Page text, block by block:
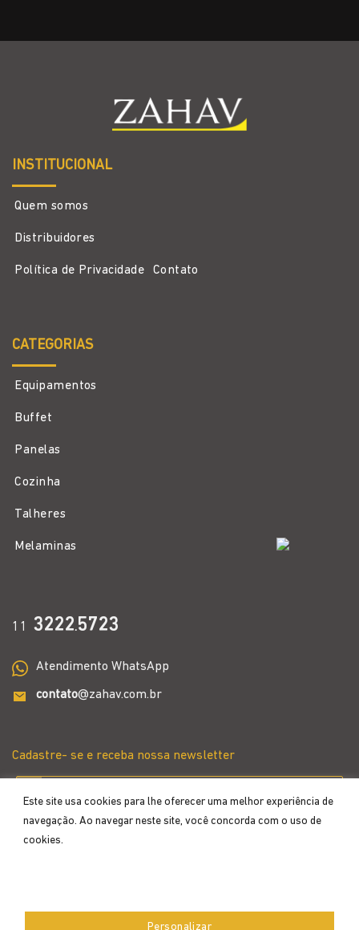
Este site usa cookies para lhe oferecer uma melhor experiência de
navegação. Ao navegar neste site, você concorda com o uso de
cookies.
Personalizar
INSTITUCIONAL
Quem somos
Distribuidores
Política de Privacidade Contato
CATEGORIAS
Equipamentos
Buffet
Panelas
Cozinha
Talheres
Melaminas
11 3222.5723
Atendimento WhatsApp
contato@zahav.com.br
Cadastre- se e receba nossa newsletter